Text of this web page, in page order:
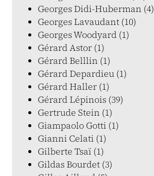
Georges Didi-Huberman (4)
Georges Lavaudant (10)
Georges Woodyard (1)
Gérard Astor (1)
Gérard Belllin (1)
Gérard Depardieu (1)
Gérard Haller (1)
Gérard Lépinois (39)
Gertrude Stein (1)
Giampaolo Gotti (1)
Gianni Celati (1)
Gilberte Tsaï (1)
Gildas Bourdet (3)